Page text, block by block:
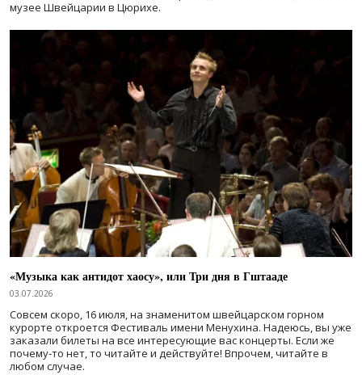
музее Швейцарии в Цюрихе.
«Музыка как антидот хаосу», или Три дня в Гштааде
03.07.2026
Совсем скоро, 16 июля, на знаменитом швейцарском горном
курорте откроется Фестиваль имени Менухина. Надеюсь, вы уже
заказали билеты на все интересующие вас концерты. Если же
почему-то нет, то читайте и действуйте! Впрочем, читайте в
любом случае.